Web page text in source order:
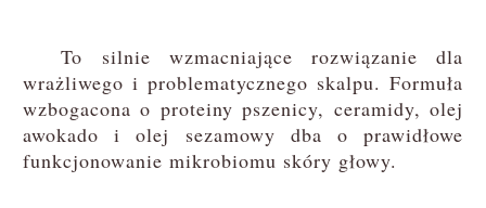
To silnie wzmacniające rozwiązanie dla
wrażliwego i problematycznego skalpu. Formuła
wzbogacona o proteiny pszenicy, ceramidy, olej
awokado i olej sezamowy dba o prawidłowe
funkcjonowanie mikrobiomu skóry głowy.